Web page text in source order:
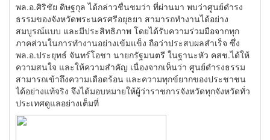
พล.อ.ศิริชัย ดิษฐกุล ได้กล่าวชื่นชมว่า ที่ผ่านมา พบว่าศูนย์ดำรง
ธรรมของจังหวัดพระนครศรีอยุธยา สามารถทำงานได้อย่าง
สมบูรณ์แบบ และมีประสิทธิภาพ โดยได้รับความร่วมมือจากทุก
ภาคส่วนในการทำงานอย่างเข้มแข็ง ถือว่าประสบผลสำเร็จ ซึ่ง
พล.อ.ประยุทธ์ จันทร์โอชา นายกรัฐมนตรี ในฐานะหัว คสช.ได้ให้
ความสนใจ และให้ความสำคัญ เนื่องจากเห็นว่า ศูนย์ดำรงธรรม
สามารถเข้าถึงความเดือดร้อน และความทุกข์ยากของประชาชน
ได้อย่างแท้จริง จึงได้มอบหมายให้ผู้ว่าราชการจังหวัดทุกจังหวัดทั่ว
ประเทศดูแลอย่างเต็มที่